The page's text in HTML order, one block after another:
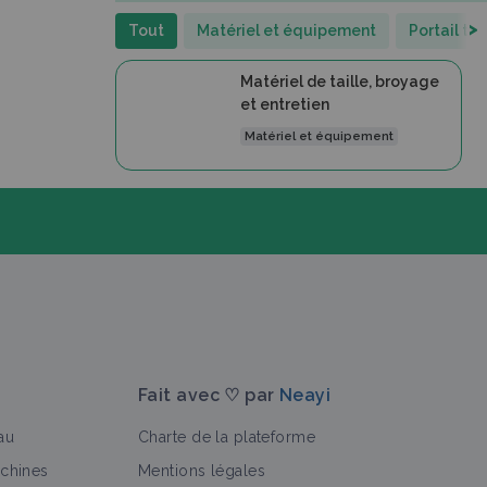
Tout Matériel et équipement Portail >
Matériel de taille, broyage
et entretien
Matériel et équipement
Fait avec ♡ par Neayi
Charte de la plateforme
Mentions légales